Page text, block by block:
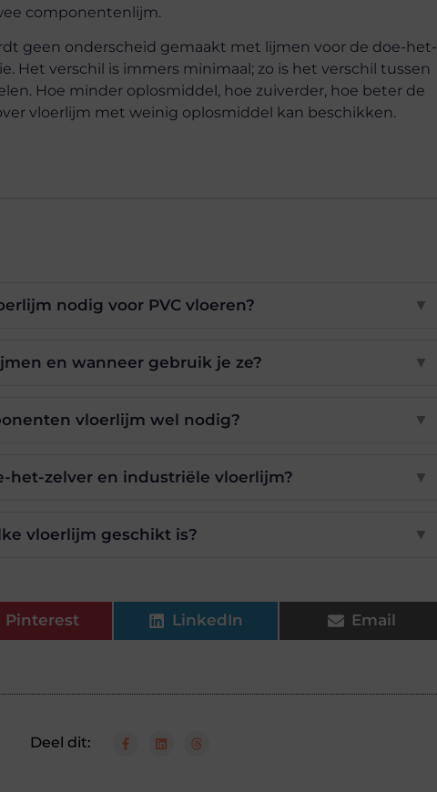
componentenlijm.
geen onderscheid gemaakt met lijmen voor de doe-het-
Het verschil is immers minimaal; zo is het verschil tussen
Hoe minder oplosmiddel, hoe zuiverder, hoe beter de
vloerlijm met weinig oplosmiddel kan beschikken.
nodig voor PVC vloeren? ▼
en wanneer gebruik je ze? ▼
vloerlijm wel nodig? ▼
het-zelver en industriële vloerlijm? ▼
vloerlijm geschikt is? ▼
Pinterest LinkedIn Email
Deel dit: